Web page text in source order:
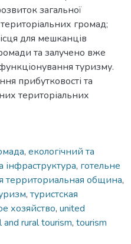
загальної
громад;
для мешканців
та залучено вже
туризму.
прибутковості та
територіальних
, екологічний та
інфраструктура, готельне
территориальная община,
, туристская
хозяйство, united
and rural tourism, tourism